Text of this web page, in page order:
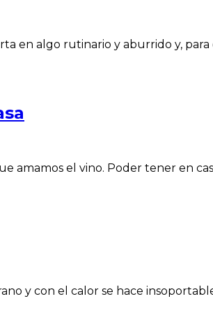
en algo rutinario y aburrido y,
amamos el vino. Poder tener en
y con el calor se hace